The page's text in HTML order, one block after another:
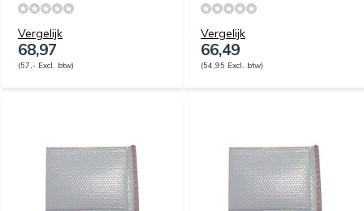
Vergelijk
68,97
(57,- Excl. btw)
Vergelijk
66,49
(54,95 Excl. btw)